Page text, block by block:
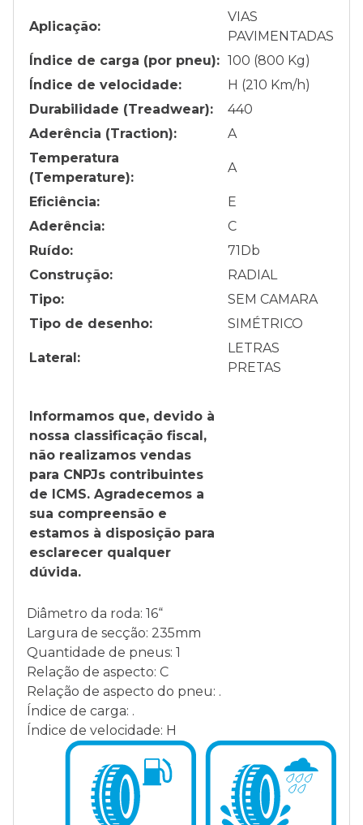
Aplicação:
VIAS
PAVIMENTADAS
Índice de carga (por pneu): 100 (800 Kg)
Índice de velocidade:
H (210 Km/h)
Durabilidade (Treadwear):
440
Aderência (Traction):
A
Temperatura
(Temperature):
A
Eficiência:
E
Aderência:
C
Ruído:
71Db
Construção:
RADIAL
Tipo:
SEM CAMARA
Tipo de desenho:
SIMÉTRICO
Lateral:
LETRAS
PRETAS
Informamos que, devido à
nossa classificação fiscal,
não realizamos vendas
para CNPJs contribuintes
de ICMS. Agradecemos a
sua compreensão e
estamos à disposição para
esclarecer qualquer
dúvida.
Diâmetro da roda: 16“
Largura de secção: 235mm
Quantidade de pneus: 1
Relação de aspecto: C
Relação de aspecto do pneu: .
Índice de carga: .
Índice de velocidade: H